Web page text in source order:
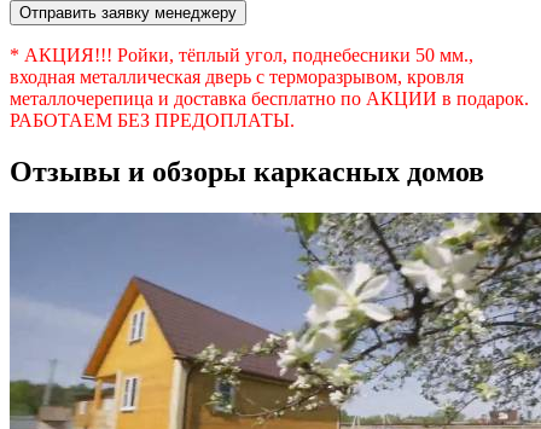
Отправить заявку менеджеру
* АКЦИЯ!!! Ройки, тёплый угол, поднебесники 50 мм.,
входная металлическая дверь с терморазрывом, кровля
металлочерепица и доставка бесплатно по АКЦИИ в подарок.
РАБОТАЕМ БЕЗ ПРЕДОПЛАТЫ.
Отзывы и обзоры каркасных домов